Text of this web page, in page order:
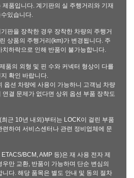
품입니다. 계기판의 실 주행거리와 기재
있습니다.
판을 장착한 경우 장착한 차량의 주행거
상품의 주행거리(km)가 변경됩니다. 주
치하락으로 인해 반품이 불가능합니다.
품의 외형 및 핀 수와 커넥터 형상이 다를
확인 바랍니다.
옵션 차량에 사용이 가능하니 고객님 차량
결 문제가 없다면 상위 옵션 부품 장착도
근 10년 내외)부터는 LOCK이 걸린 부품
련하여 서비스센터나 관련 정비업체에 문
BCM, AMP 등)은 재 사용 전자 제
만 교환, 반품이 가능하며 단순 변심의
다. 해당 품목은 별도 안내 및 동의 절차